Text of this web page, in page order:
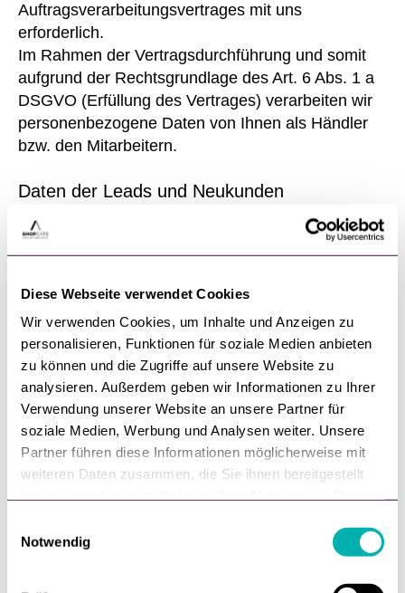
Diese Webseite verwendet Cookies
Wir verwenden Cookies, um Inhalte und Anzeigen zu
personalisieren, Funktionen für soziale Medien anbieten
zu können und die Zugriffe auf unsere Website zu
analysieren. Außerdem geben wir Informationen zu Ihrer
Verwendung unserer Website an unsere Partner für
soziale Medien, Werbung und Analysen weiter. Unsere
Partner führen diese Informationen möglicherweise mit
weiteren Daten zusammen, die Sie ihnen bereitgestellt
Notwendig
Auftragsverarbeitungsvertrages mit uns
erforderlich.
Im Rahmen der Vertragsdurchführung und somit
aufgrund der Rechtsgrundlage des Art. 6 Abs. 1 a
DSGVO (Erfüllung des Vertrages) verarbeiten wir
personenbezogene Daten von Ihnen als Händler
bzw. den Mitarbeitern.
Daten der Leads und Neukunden
Hierfür nutzen wir unter anderem unser Customer-
Relationship-Management (CRM) des Anbieters
10243 Berlin, Deutschland.
Folgende Daten werden automatisiert von unseren
Servern übermittelt:
Name
Vorname
geschäftliche E-Mail-Adresse
Telefonnummer
Unternehmensname
Titel